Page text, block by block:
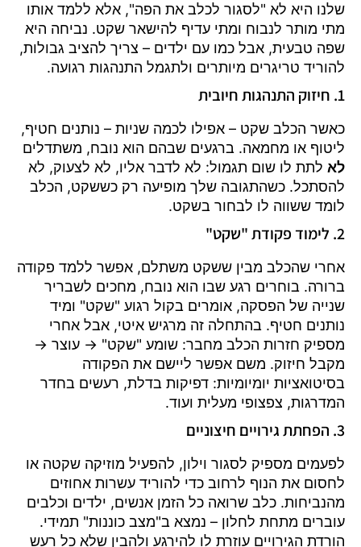
שלנו היא לא "לסגור לכלב את הפה", אלא ללמד אותו
מתי מותר לנבוח ומתי עדיף להישאר שקט. נביחה היא
שפה טבעית, אבל כמו עם ילדים – צריך להציב גבולות,
להוריד טריגרים מיותרים ולתגמל התנהגות רגועה.
1. חיזוק התנהגות חיובית
כאשר הכלב שקט – אפילו לכמה שניות – נותנים חטיף,
ליטוף או מחמאה. ברגעים שבהם הוא נובח, משתדלים
לא לתת לו שום תגמול: לא לדבר אליו, לא לצעוק, לא
להסתכל. כשהתגובה שלך מופיעה רק כששקט, הכלב
לומד ששווה לו לבחור בשקט.
2. לימוד פקודת "שקט"
אחרי שהכלב מבין ששקט משתלם, אפשר ללמד פקודה
ברורה. בוחרים רגע שבו הוא נובח, מחכים לשבריר
שנייה של הפסקה, אומרים בקול רגוע "שקט" ומיד
נותנים חטיף. בהתחלה זה מרגיש איטי, אבל אחרי
מספיק חזרות הכלב מחבר: שומע "שקט" → עוצר →
מקבל חיזוק. משם אפשר ליישם את הפקודה
בסיטואציות יומיומיות: דפיקות בדלת, רעשים בחדר
המדרגות, צפצופי מעלית ועוד.
3. הפחתת גירויים חיצוניים
לפעמים מספיק לסגור וילון, להפעיל מוזיקה שקטה או
לחסום את הנוף לרחוב כדי להוריד עשרות אחוזים
מהנביחות. כלב שרואה כל הזמן אנשים, ילדים וכלבים
עוברים מתחת לחלון – נמצא ב"מצב כוננות" תמידי.
הורדת הגירויים עוזרת לו להירגע ולהבין שלא כל רעש